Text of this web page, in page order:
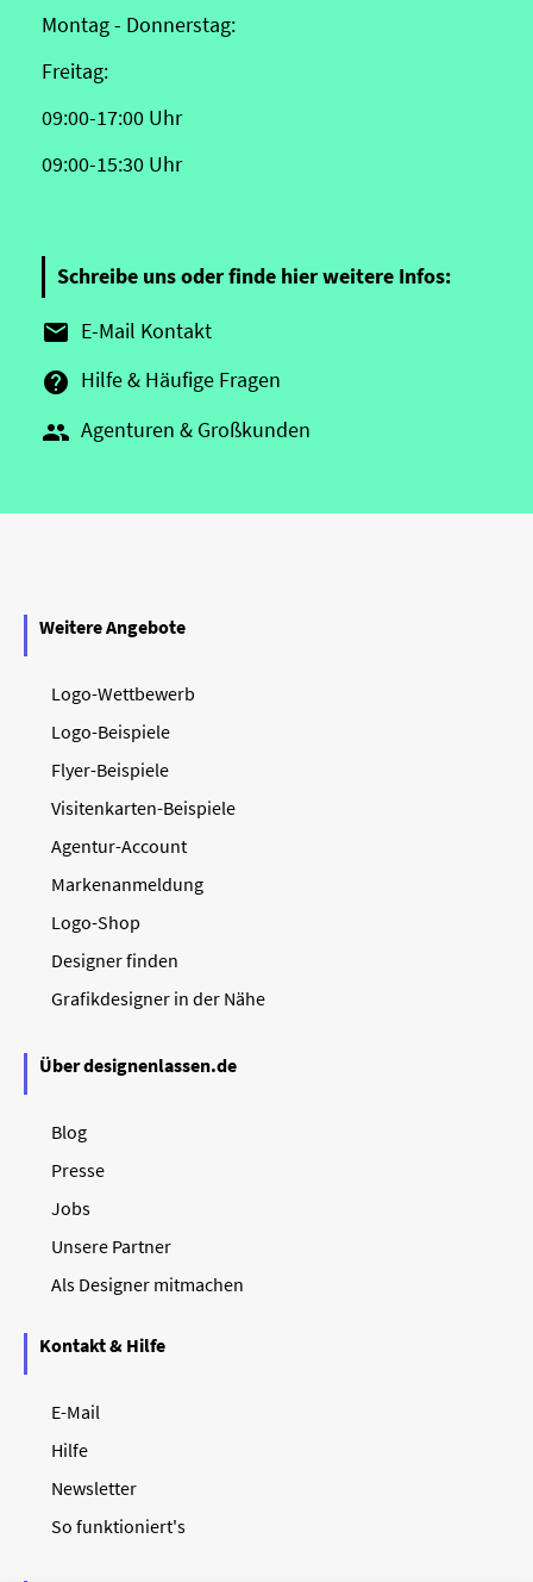
Montag - Donnerstag:
Freitag:
09:00-17:00 Uhr
09:00-15:30 Uhr
Schreibe uns oder finde hier weitere Infos:
 E-Mail Kontakt
 Hilfe & Häufige Fragen
 Agenturen & Großkunden
Weitere Angebote
Logo-Wettbewerb
Logo-Beispiele
Flyer-Beispiele
Visitenkarten-Beispiele
Agentur-Account
Markenanmeldung
Logo-Shop
Designer finden
Grafikdesigner in der Nähe
Über designenlassen.de
Blog
Presse
Jobs
Unsere Partner
Als Designer mitmachen
Kontakt & Hilfe
E-Mail
Hilfe
Newsletter
So funktioniert's